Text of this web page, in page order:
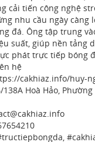
cải tiến công nghệ
nhu cầu ngày càng
đá. Ông tập trung
suất, giúp nền tảng
phát trực tiếp bóng
hệ
cakhiaz.info/huy-
Hoà Hảo,